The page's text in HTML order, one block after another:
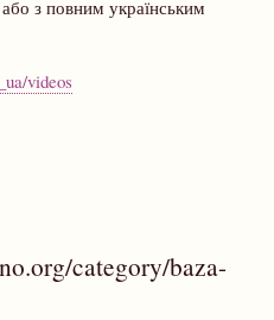
з повним українським
videos
category/baza-